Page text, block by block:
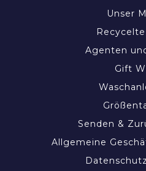
Unser
Agenten
Gift
Senden &
Allgemeine